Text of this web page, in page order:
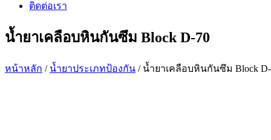
ติดต่อเรา
น้ำยาเคลือบหินกันซึม Block D-70
หน้าหลัก / น้ำยาประเภทป้องกัน / น้ำยาเคลือบหินกันซึม Block